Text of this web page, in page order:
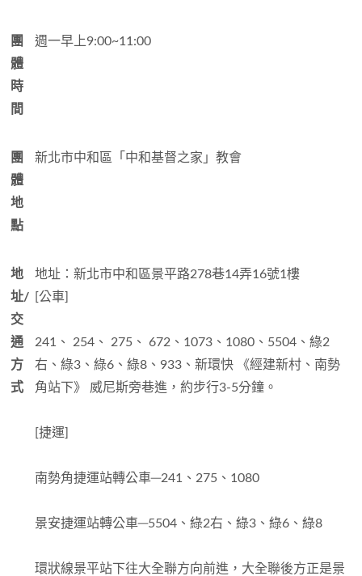
團
體
時
間
週一早上9:00~11:00
團
體
地
點
新北市中和區「中和基督之家」教會
地
址/
交
通
方
式
地址：新北市中和區景平路278巷14弄16號1樓
[公車]
241、 254、 275、 672、1073、1080、5504、綠2
右、綠3、綠6、綠8、933、新環快 《經建新村、南勢
角站下》 威尼斯旁巷進，約步行3-5分鐘。
[捷運]
南勢角捷運站轉公車─241、275、1080
景安捷運站轉公車─5504、綠2右、綠3、綠6、綠8
環狀線景平站下往大全聯方向前進，大全聯後方正是景